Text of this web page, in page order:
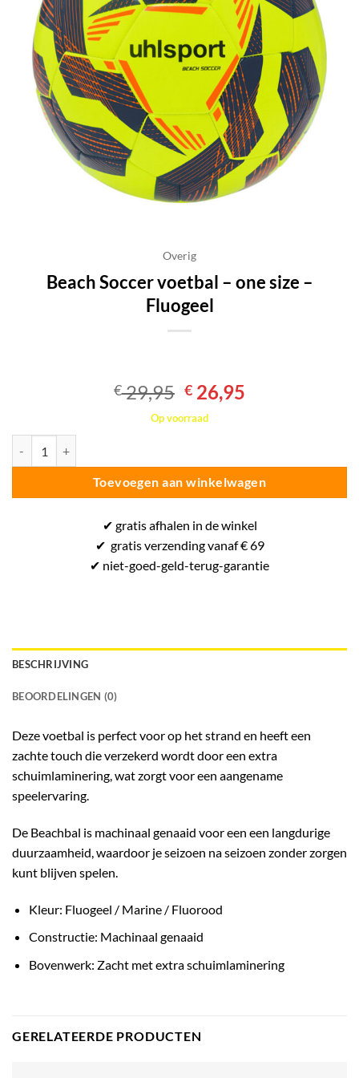
Overig
Beach Soccer voetbal – one size –
Fluogeel
€29,95 Oorspronkelijke
prijs
was:
€ 26,95
Op voorraad
Toevoegen aan winkelwagen
✔ gratisafhalen in de winkel
✔ gratisverzending vanaf € 69
✔ niet-goed-geld-terug-garantie
BESCHRIJVING
BEOORDELINGEN (0)
Deze voetbal is perfect voor op het strand en heeft een
zachte touch die verzekerd wordt door een extra
schuimlaminering, wat zorgt voor een aangename
speelervaring.
De Beachbal is machinaal genaaid voor een een langdurige
duurzaamheid, waardoor je seizoen na seizoen zonder zorgen
kunt blijven spelen.
Kleur: Fluogeel / Marine / Fluorood
Constructie: Machinaal genaaid
Bovenwerk: Zacht met extra schuimlaminering
GERELATEERDE PRODUCTEN